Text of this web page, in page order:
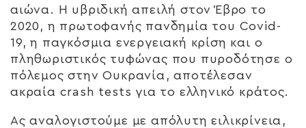
αιώνα. Η υβριδική απειλή στον Έβρο το
2020, η πρωτοφανής πανδημία του Covid-
19, η παγκόσμια ενεργειακή κρίση και ο
πληθωριστικός τυφώνας που πυροδότησε ο
πόλεμος στην Ουκρανία, αποτέλεσαν
ακραία crash tests για το ελληνικό κράτος.
Ας αναλογιστούμε με απόλυτη ειλικρίνεια,